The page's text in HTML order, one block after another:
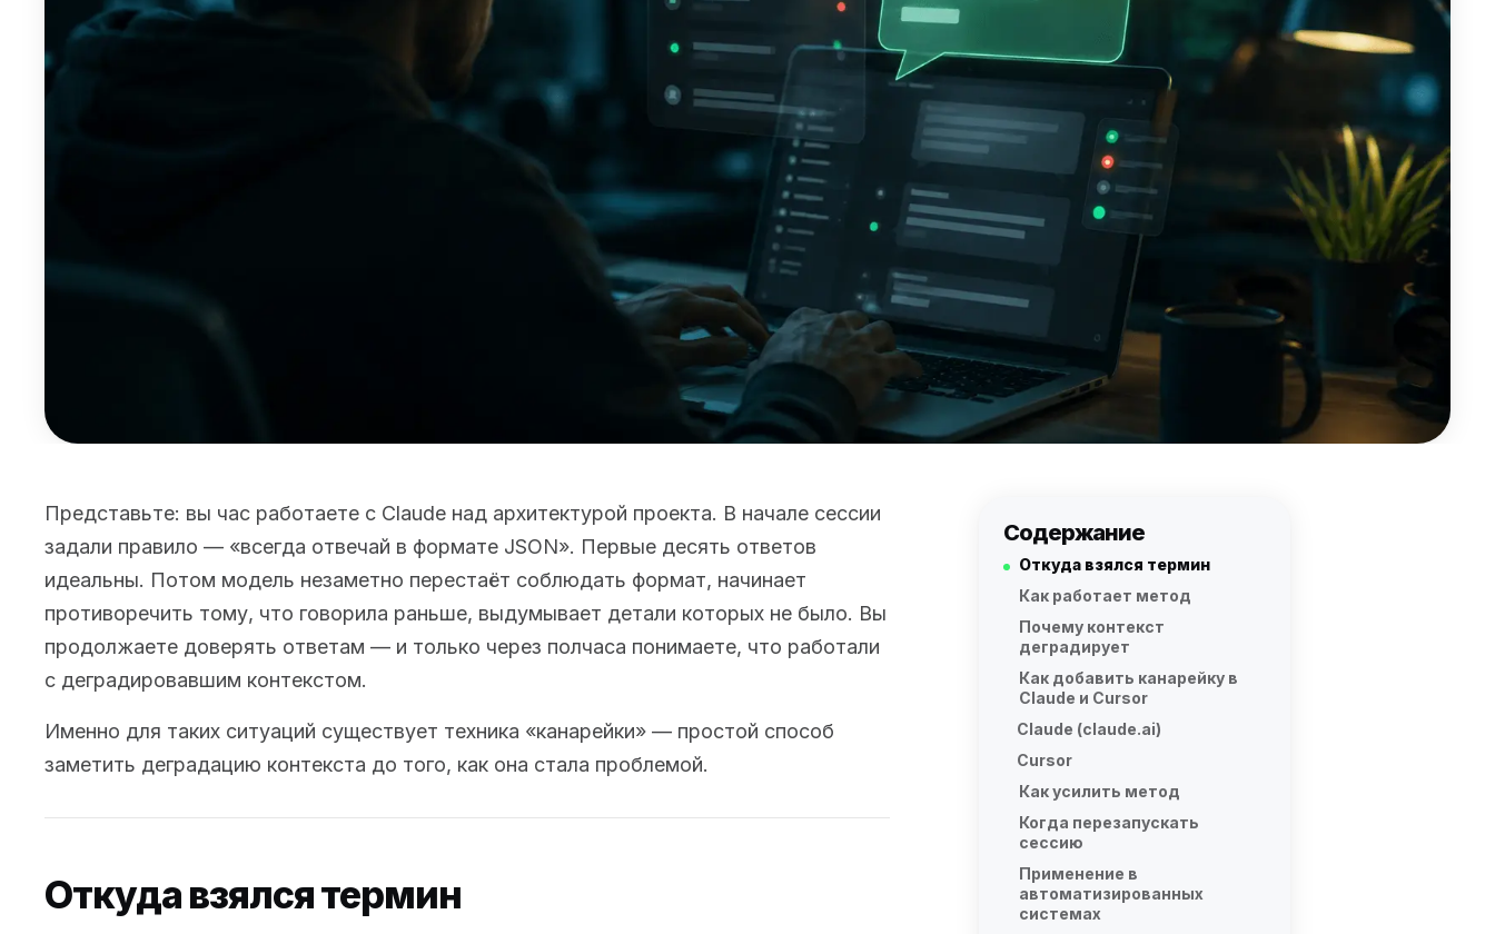
Представьте: вы час работаете с Claude над архитектурой проекта. В начале сессии
задали правило — «всегда отвечай в формате JSON». Первые десять ответов
идеальны. Потом модель незаметно перестаёт соблюдать формат, начинает
противоречить тому, что говорила раньше, выдумывает детали которых не было. Вы
продолжаете доверять ответам — и только через полчаса понимаете, что работали
с деградировавшим контекстом.
Именно для таких ситуаций существует техника «канарейки» — простой способ
заметить деградацию контекста до того, как она стала проблемой.
Откуда взялся термин
Содержание
Откуда взялся термин
Как работает метод
Почему контекст
деградирует
Как добавить канарейку в
Claude и Cursor
Claude (claude.ai)
Cursor
Как усилить метод
Когда перезапускать
сессию
Применение в
автоматизированных
системах